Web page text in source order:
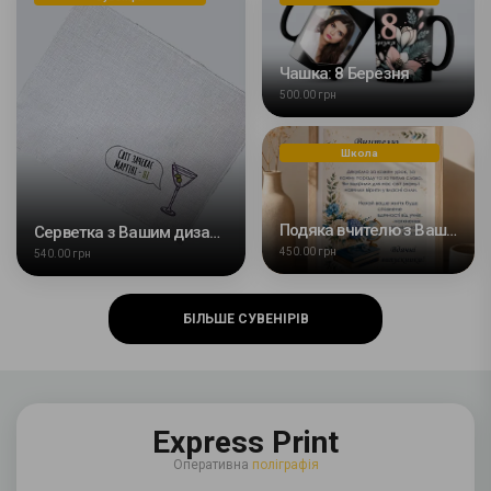
Серветка з Вашим дизайном
540.00 грн
Чашка: 8 Березня
500.00 грн
Школа
Подяка вчителю з Вашим фото
450.00 грн
БІЛЬШЕ СУВЕНІРІВ
Express Print
Оперативна поліграфія